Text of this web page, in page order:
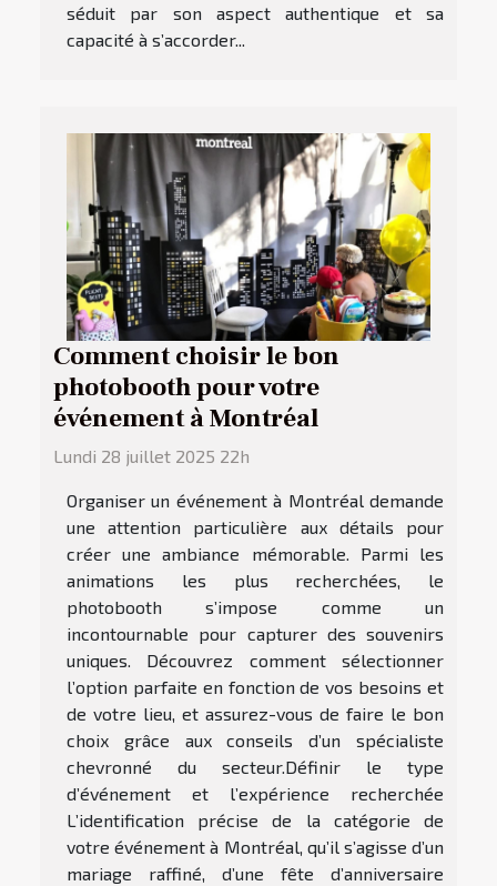
séduit par son aspect authentique et sa
capacité à s’accorder...
Comment choisir le bon
photobooth pour votre
événement à Montréal
Lundi 28 juillet 2025 22h
Organiser un événement à Montréal demande
une attention particulière aux détails pour
créer une ambiance mémorable. Parmi les
animations les plus recherchées, le
photobooth s’impose comme un
incontournable pour capturer des souvenirs
uniques. Découvrez comment sélectionner
l’option parfaite en fonction de vos besoins et
de votre lieu, et assurez-vous de faire le bon
choix grâce aux conseils d’un spécialiste
chevronné du secteur.Définir le type
d’événement et l’expérience recherchée
L’identification précise de la catégorie de
votre événement à Montréal, qu’il s’agisse d’un
mariage raffiné, d’une fête d’anniversaire